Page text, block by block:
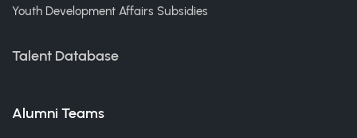
Youth Development Affairs Subsidies
Talent Database
Alumni Teams